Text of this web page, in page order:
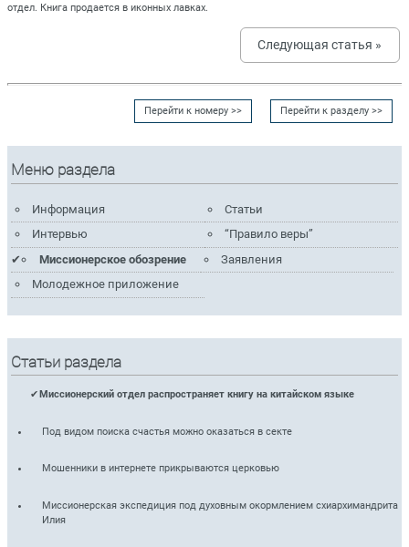
отдел. Книга продается в иконных лавках.
Следующая статья »
Перейти к разделу >>
Перейти к номеру >>
Меню раздела
Информация
Статьи
Интервью
“Правило веры”
Миссионерское обозрение
Заявления
Молодежное приложение
Статьи раздела
Миссионерский отдел распространяет книгу на китайском языке
Под видом поиска счастья можно оказаться в секте
Мошенники в интернете прикрываются церковью
Миссионерская экспедиция под духовным окормлением схиархимандрита
Илия